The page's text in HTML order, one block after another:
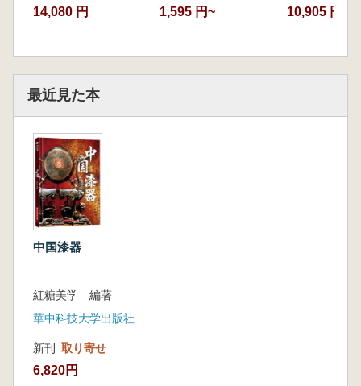
14,080 円 1,595 円~ 10,905 円
最近見た本
中国漆器
紅糖美学 編著
華中科技大学出版社
新刊 取り寄せ
6,820円